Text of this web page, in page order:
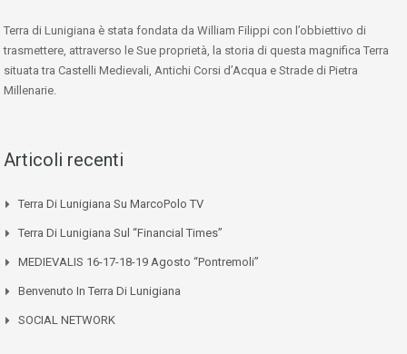
Terra di Lunigiana è stata fondata da William Filippi con l’obbiettivo di
trasmettere, attraverso le Sue proprietà, la storia di questa magnifica Terra
situata tra Castelli Medievali, Antichi Corsi d’Acqua e Strade di Pietra
Millenarie.
Articoli recenti
Terra Di Lunigiana Su MarcoPolo TV
Terra Di Lunigiana Sul “Financial Times”
MEDIEVALIS 16-17-18-19 Agosto “Pontremoli”
Benvenuto In Terra Di Lunigiana
SOCIAL NETWORK